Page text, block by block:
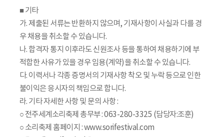
■ 기타
가. 제출된 서류는 반환하지 않으며, 기재사항이 사실과 다를 경
우 채용을 취소할 수 있습니다.
나. 합격자 통지 이후라도 신원조사 등을 통하여 채용하기에 부
적합한 사유가 있을 경우 임용(계약)을 취소할 수 있습니다.
다. 이력서나 각종 증명서의 기재사항 착오 및 누락 등으로 인한
불이익은 응시자의 책임으로 합니다.
라. 기타 자세한 사항 및 문의 사항 :
○ 전주세계소리축제 총무부 : 063-280-3325 (담당자:조훈)
○ 소리축제 홈페이지 : www.sorifestival.com